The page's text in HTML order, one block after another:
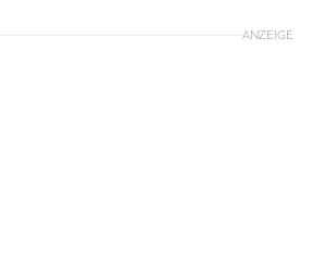
ANZEIGE